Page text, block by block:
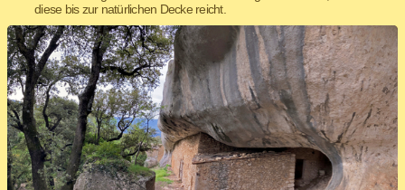
diese bis zur natürlichen Decke reicht.